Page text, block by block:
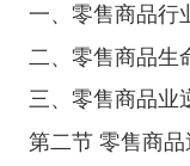
一、零售商品行
二、零售商品生
三、零售商品业
第二节 零售商